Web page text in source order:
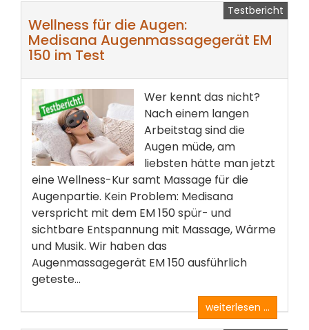
Testbericht
Wellness für die Augen:
Medisana Augenmassagegerät EM
150 im Test
Wer kennt das nicht?
Nach einem langen
Arbeitstag sind die
Augen müde, am
liebsten hätte man jetzt
eine Wellness-Kur samt Massage für die
Augenpartie. Kein Problem: Medisana
verspricht mit dem EM 150 spür- und
sichtbare Entspannung mit Massage, Wärme
und Musik. Wir haben das
Augenmassagegerät EM 150 ausführlich
geteste...
weiterlesen ...